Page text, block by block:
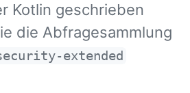
Kotlin geschrieben
die Abfragesammlung
extended